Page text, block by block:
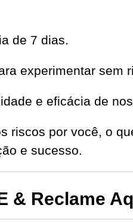
de 7 dias.
experimentar sem
e eficácia de
riscos por você, o
e sucesso.
& Reclame